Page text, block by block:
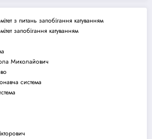
з питань запобігання катуванням
запобігання катуванням
Миколайович
система